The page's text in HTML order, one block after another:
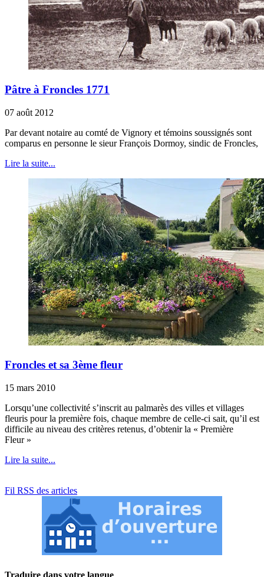
Pâtre à Froncles 1771
07 août 2012
Par devant notaire au comté de Vignory et témoins soussignés sont
comparus en personne le sieur François Dormoy, sindic de Froncles,
Lire la suite...
Froncles et sa 3ème fleur
15 mars 2010
Lorsqu’une collectivité s’inscrit au palmarès des villes et villages
fleuris pour la première fois, chaque membre de celle-ci sait, qu’il est
difficile au niveau des critères retenus, d’obtenir la « Première
Fleur »
Lire la suite...
Fil RSS des articles